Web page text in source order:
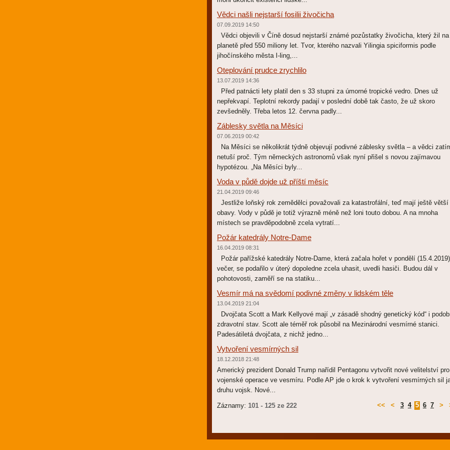
Vědci našli nejstarší fosilii živočicha
07.09.2019 14:50
Vědci objevili v Číně dosud nejstarší známé pozůstatky živočicha, který žil na
planetě před 550 miliony let. Tvor, kterého nazvali Yilingia spiciformis podle
jihočínského města I-ling,...
Oteplování prudce zrychlilo
13.07.2019 14:36
Před patnácti lety platil den s 33 stupni za úmorné tropické vedro. Dnes už
nepřekvapí. Teplotní rekordy padají v poslední době tak často, že už skoro
zevšedněly. Třeba letos 12. června padly...
Záblesky světla na Měsíci
07.06.2019 00:42
Na Měsíci se několikrát týdně objevují podivné záblesky světla – a vědci
netuší proč. Tým německých astronomů však nyní přišel s novou zajímavou
hypotézou. „Na Měsíci byly...
Voda v půdě dojde už příští měsíc
21.04.2019 09:46
Jestliže loňský rok zemědělci považovali za katastrofální, teď mají ještě větší
obavy. Vody v půdě je totiž výrazně méně než loni touto dobou. A na mnoha
místech se pravděpodobně zcela vytratí...
Požár katedrály Notre-Dame
16.04.2019 08:31
Požár pařížské katedrály Notre-Dame, která začala hořet v pondělí (15.4.2019)
večer, se podařilo v úterý dopoledne zcela uhasit, uvedli hasiči. Budou dál v
pohotovosti, zaměří se na statiku...
Vesmír má na svědomí podivné změny v lidském těle
13.04.2019 21:04
Dvojčata Scott a Mark Kellyové mají „v zásadě shodný genetický kód“ i
zdravotní stav. Scott ale téměř rok působil na Mezinárodní vesmírné stanici.
Padesátiletá dvojčata, z nichž jedno...
Vytvoření vesmírných sil
18.12.2018 21:48
Americký prezident Donald Trump nařídil Pentagonu vytvořit nové velitelství pro
vojenské operace ve vesmíru. Podle AP jde o krok k vytvoření vesmírných sil
druhu vojsk. Nové...
Záznamy: 101 - 125 ze 222 << < 3 4 5 6 7 >